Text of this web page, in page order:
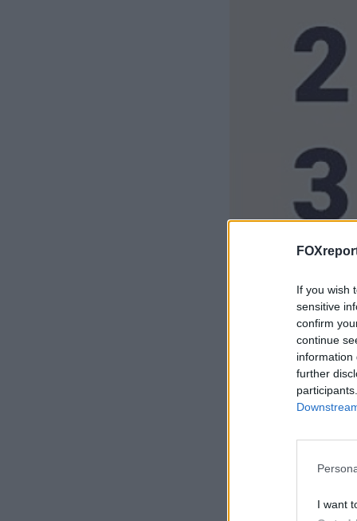
If you wish
sensitive
confirm
continue
information
further
I want
Η λύση του
δείτε ότι